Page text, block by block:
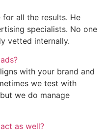
for all the results. He
specialists. No one
vetted internally.
with your brand and
we test with
we do manage
as well?